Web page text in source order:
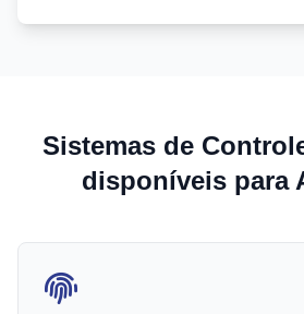
Sistemas de
disponíveis para